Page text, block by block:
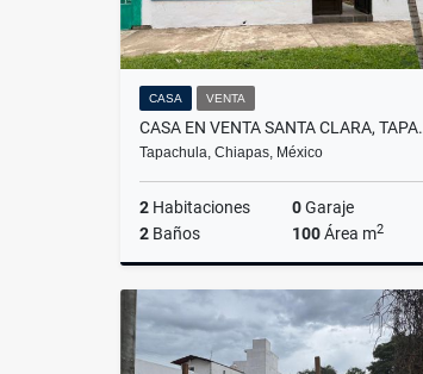
CASA VENTA
CASA EN
Tapachula, Chiapas, México
2 Habitaciones 0Garaje
2 Baños 100Área m2
$1,650,000